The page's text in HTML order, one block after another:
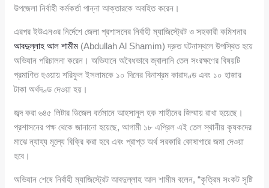
উপজেলা নির্বাহী কর্মকর্তা পান্না আক্তারকে অবহিত করেন।
এরপর ইউএনওর নির্দেশে জেলা প্রশাসনের নির্বাহী ম্যাজিস্ট্রেট ও সহকারী কমিশনার
আবদুল্লাহ আল শামীম (Abdullah Al Shamim) দ্রুত ঘটনাস্থলে উপস্থিত হয়ে
অভিযান পরিচালনা করেন। অভিযানে অবৈধভাবে জ্বালানি তেল সংরক্ষণের বিষয়টি
প্রমাণিত হওয়ায় শরিফুল ইসলামকে ১০ দিনের বিনাশ্রম কারাদণ্ড এবং ১০ হাজার
টাকা অর্থদণ্ড দেওয়া হয়।
জব্দ করা ৬৪৫ লিটার ডিজেল বর্তমানে আহসানুল হক শাহীনের জিম্মায় রাখা হয়েছে।
প্রশাসনের পক্ষ থেকে জানানো হয়েছে, আগামী ১৮ এপ্রিল এই তেল স্থানীয় কৃষকদের
মাঝে ন্যায্য মূল্যে বিক্রি করা হবে এবং প্রাপ্ত অর্থ সরকারি কোষাগারে জমা দেওয়া
হবে।
অভিযান শেষে নির্বাহী ম্যাজিস্ট্রেট আবদুল্লাহ আল শামীম বলেন, “কৃত্রিম সংকট সৃষ্টি